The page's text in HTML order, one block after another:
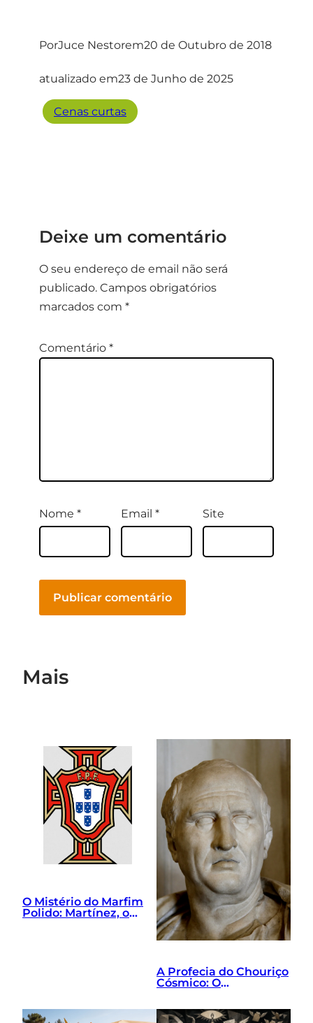
PorJuce Nestorem20 de Outubro de 2018
atualizado em23 de Junho de 2025
Cenas curtas
Deixe um comentário
O seu endereço de email não será
publicado. Campos obrigatórios
marcados com *
Comentário *
Nome * Email * Site
Mais
O Mistério do Marfim
Polido: Martínez, o
A Profecia do Chouriço
Cósmico: O